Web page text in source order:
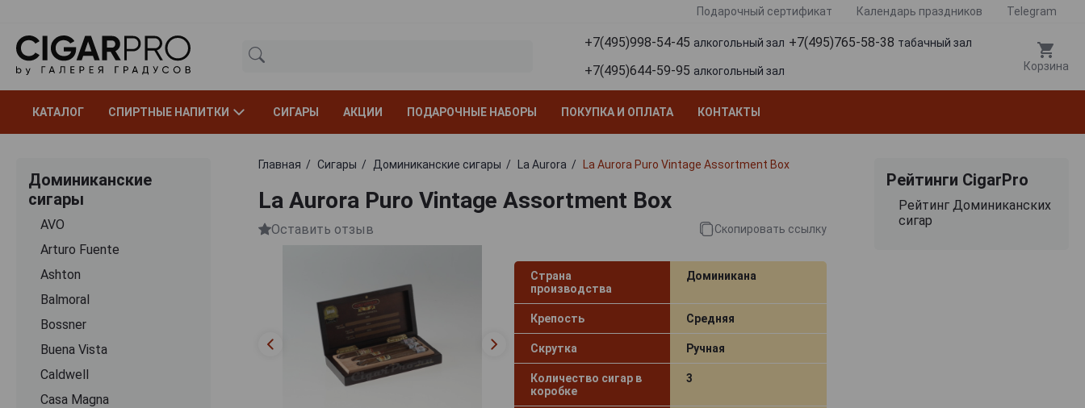
Подарочный сертификат Календарь праздников Telegram
+7(495)998-54-45 алкогольный зал +7(495)765-58-38 табачный зал
+7(495)644-59-95 алкогольный зал Корзина
КАТАЛОГ СПИРТНЫЕ НАПИТКИ СИГАРЫ АКЦИИ ПОДАРОЧНЫЕ НАБОРЫ ПОКУПКА И ОПЛАТА КОНТАКТЫ
Доминиканские
сигары
AVO
Arturo Fuente
Ashton
Balmoral
Bossner
Buena Vista
Caldwell
Casa Magna
Главная Сигары Доминиканские сигары La Aurora Lа Aurora Puro Vintage Assortment Box
Lа Aurora Puro Vintage Assortment Box
Оставить отзыв Скопировать ссылку
Страна
производства
Доминикана
Крепость Средняя
Скрутка Ручная
Количество сигар в
коробке
3
Рейтинги CigarPro
Рейтинг Доминиканских
сигар